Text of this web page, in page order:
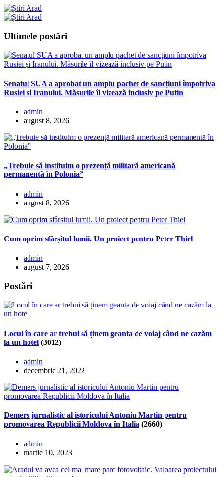
Ultimele postări
Senatul SUA a aprobat un amplu pachet de sancțiuni împotriva
Rusiei și Iranului. Măsurile îl vizează inclusiv pe Putin
admin
august 8, 2026
„Trebuie să instituim o prezență militară americană
permanentă în Polonia”
admin
august 8, 2026
Cum oprim sfârșitul lumii. Un proiect pentru Peter Thiel
admin
august 7, 2026
Postări
Locul în care ar trebui să ținem geanta de voiaj când ne cazăm
la un hotel (3012)
admin
decembrie 21, 2022
Demers jurnalistic al istoricului Antoniu Martin pentru
promovarea Republicii Moldova în Italia (2660)
admin
martie 10, 2023